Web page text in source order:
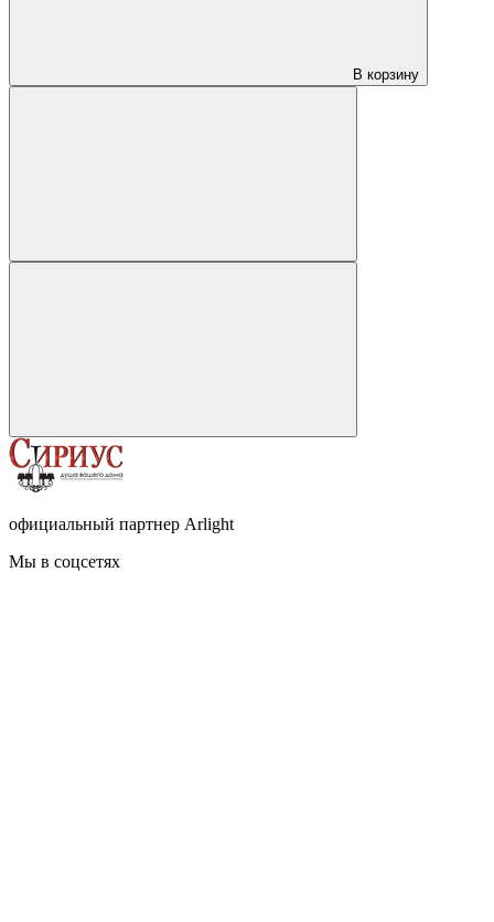
В корзину
официальный партнер Arlight
Мы в соцсетях